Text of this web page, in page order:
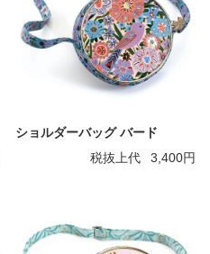
ショルダーバッグ バード
税抜上代
3,400円